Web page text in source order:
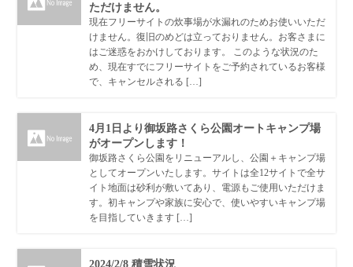
ただけません。
現在フリーサイトの炊事場が水漏れのためお使いいただ
けません。復旧のめどは立っておりません。お客さまに
はご迷惑をおかけしております。 このような状況のた
め、現在すでにフリーサイトをご予約されているお客様
で、キャンセルされる […]
4月1日より御坂路さくら公園オートキャンプ場
がオープンします！
御坂路さくら公園をリニューアルし、公園＋キャンプ場
としてオープンいたします。サイトは全12サイトで全サ
イト地面は砂利が敷いてあり、電源もご使用いただけま
す。初キャンプや家族に安心で、使いやすいキャンプ場
を目指していきます […]
2024/2/8 積雪状況